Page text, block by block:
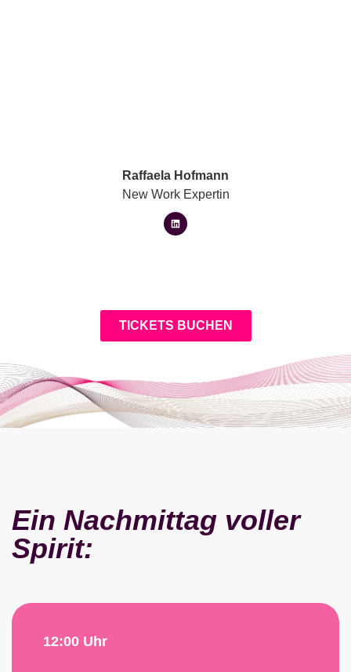
Raffaela Hofmann
New Work Expertin
TICKETS BUCHEN
Ein Nachmittag voller
Spirit:
12:00 Uhr